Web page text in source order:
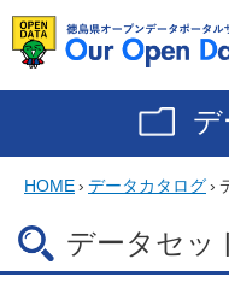
HOME› データカタログ›
データセッ